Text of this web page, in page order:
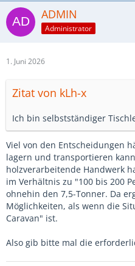
ADMIN
Administrator
1. Juni 2026
Zitat von kLh-x
Ich bin selbstständiger
Viel von den Entscheidungen
lagern und transportieren
holzverarbeitende Handwerk
im Verhältnis zu "100 bis 200
ohnehin den 7,5-Tonner. Da
Möglichkeiten, als wenn die
Caravan" ist.
Also gib bitte mal die